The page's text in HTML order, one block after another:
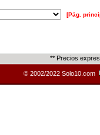
[Pág.
** Precios
© 2002/2022 Solo10.com